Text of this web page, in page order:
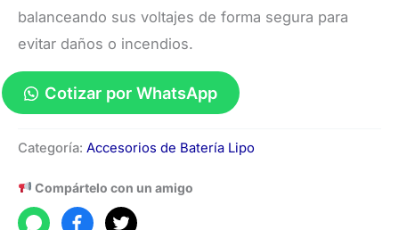
balanceando sus voltajes de forma segura para
evitar daños o incendios.
Cotizar por WhatsApp
para
Baterias
Lipo
Categoría: Accesorios de Batería Lipo
Compártelo con un amigo